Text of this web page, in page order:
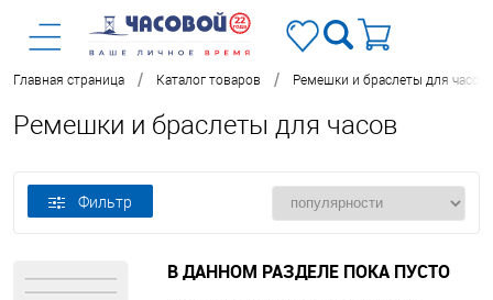
Главная страница / Каталог товаров / Ремешки и браслеты для часов
Ремешки и браслеты для часов
Фильтр
В ДАННОМ РАЗДЕЛЕ ПОКА ПУСТО